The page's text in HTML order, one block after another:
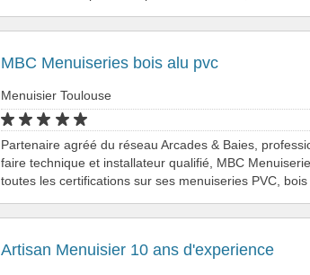
MBC Menuiseries bois alu pvc
Menuisier Toulouse
Partenaire agréé du réseau Arcades & Baies,
faire technique et installateur qualifié, MBC
toutes les certifications sur ses menuiseries PVC, bois
Artisan Menuisier 10 ans d'experience